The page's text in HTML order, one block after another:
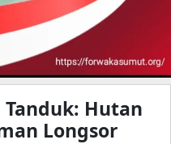
Tanduk: Hutan
Longsor